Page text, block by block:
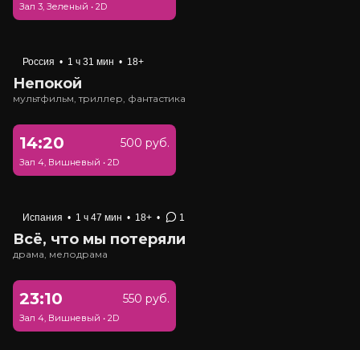
Зал 3, Зеленый • 2D
Россия • 1 ч 31 мин • 18+
Непокой
мультфильм, триллер, фантастика
14:20 500 руб.
Зал 4, Вишневый • 2D
Испания • 1 ч 47 мин • 18+ • 1
Всё, что мы потеряли
драма, мелодрама
23:10 550 руб.
Зал 4, Вишневый • 2D